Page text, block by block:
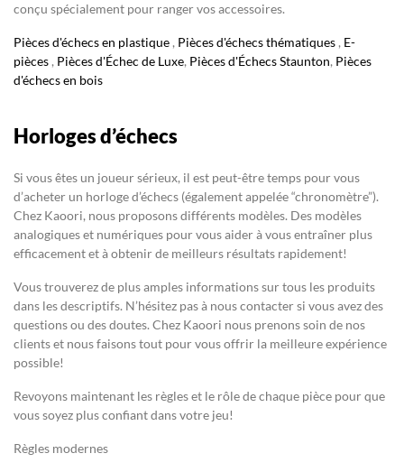
conçu spécialement pour ranger vos accessoires.
Pièces d'échecs en plastique , Pièces d'échecs thématiques , E-
pièces , Pièces d'Échec de Luxe, Pièces d'Échecs Staunton, Pièces
d'échecs en bois
Horloges d’échecs
Si vous êtes un joueur sérieux, il est peut-être temps pour vous
d’acheter un horloge d’échecs (également appelée “chronomètre”).
Chez Kaoori, nous proposons différents modèles. Des modèles
analogiques et numériques pour vous aider à vous entraîner plus
efficacement et à obtenir de meilleurs résultats rapidement!
Vous trouverez de plus amples informations sur tous les produits
dans les descriptifs. N’hésitez pas à nous contacter si vous avez des
questions ou des doutes. Chez Kaoori nous prenons soin de nos
clients et nous faisons tout pour vous offrir la meilleure expérience
possible!
Revoyons maintenant les règles et le rôle de chaque pièce pour que
vous soyez plus confiant dans votre jeu!
Règles modernes